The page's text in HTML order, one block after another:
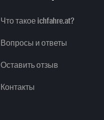
Что такое ichfahre.at?
Вопросы и ответы
Оставить отзыв
Контакты